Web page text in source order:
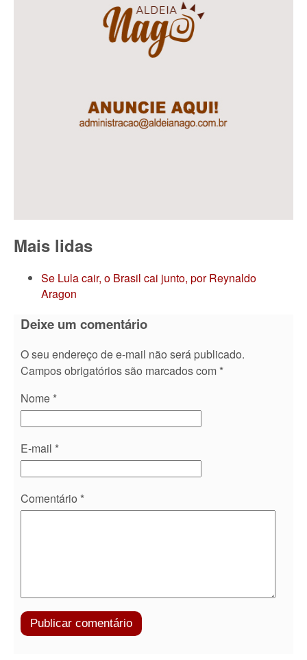
Mais lidas
Se Lula cair, o Brasil cai junto, por Reynaldo
Aragon
Deixe um comentário
O seu endereço de e-mail não será publicado.
Campos obrigatórios são marcados com *
Nome *
E-mail *
Comentário *